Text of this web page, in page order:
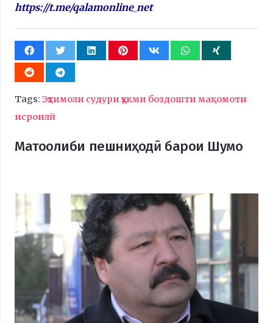
https://t.me/qalamonline_net
Tags: Эҳтимоли судури ҳукми боздошти мақомоти
исроилӣ
Матоолиби пешниҳодӣ барои Шумо